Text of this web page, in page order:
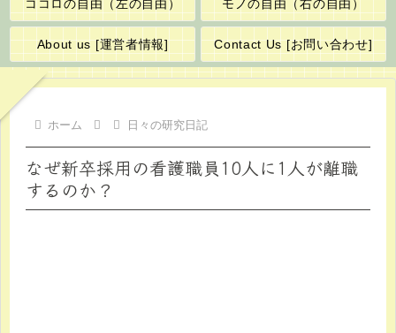
ココロの自由（左の自由） モノの自由（右の自由）
About us [運営者情報] Contact Us [お問い合わせ]
ホーム 日々の研究日記
なぜ新卒採用の看護職員10人に1人が離職
するのか？